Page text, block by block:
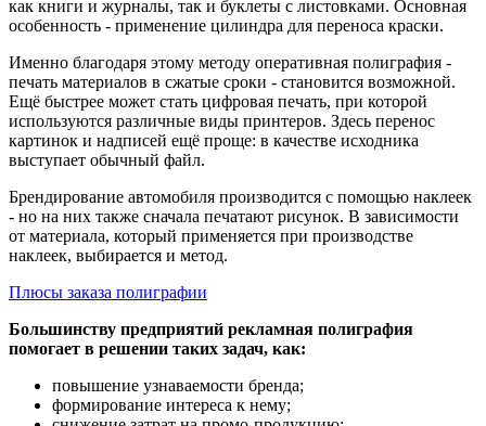
как книги и журналы, так и буклеты с листовками. Основная
особенность - применение цилиндра для переноса краски.
Именно благодаря этому методу оперативная полиграфия -
печать материалов в сжатые сроки - становится возможной.
Ещё быстрее может стать цифровая печать, при которой
используются различные виды принтеров. Здесь перенос
картинок и надписей ещё проще: в качестве исходника
выступает обычный файл.
Брендирование автомобиля производится с помощью наклеек
- но на них также сначала печатают рисунок. В зависимости
от материала, который применяется при производстве
наклеек, выбирается и метод.
Плюсы заказа полиграфии
Большинству предприятий рекламная полиграфия
помогает в решении таких задач, как:
повышение узнаваемости бренда;
формирование интереса к нему;